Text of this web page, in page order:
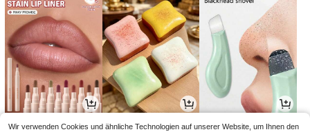
5,58€ 2,88€ 2,88€
Wir verwenden Cookies und ähnliche Technologien auf unserer Website, um Ihnen den